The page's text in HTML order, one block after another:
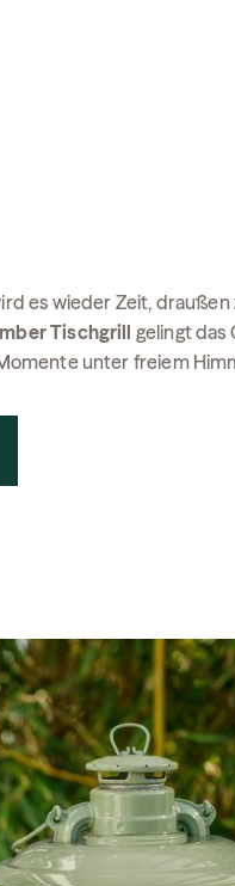
es wieder Zeit, draußen
Tischgrill gelingt das
unter freiem